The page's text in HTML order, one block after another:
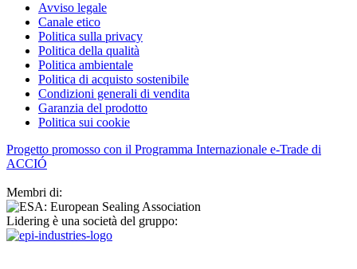
Avviso legale
Canale etico
Politica sulla privacy
Politica della qualità
Politica ambientale
Politica di acquisto sostenibile
Condizioni generali di vendita
Garanzia del prodotto
Politica sui cookie
Progetto promosso con il Programma Internazionale e-Trade di
ACCIÓ
Membri di:
Lidering è una società del gruppo: